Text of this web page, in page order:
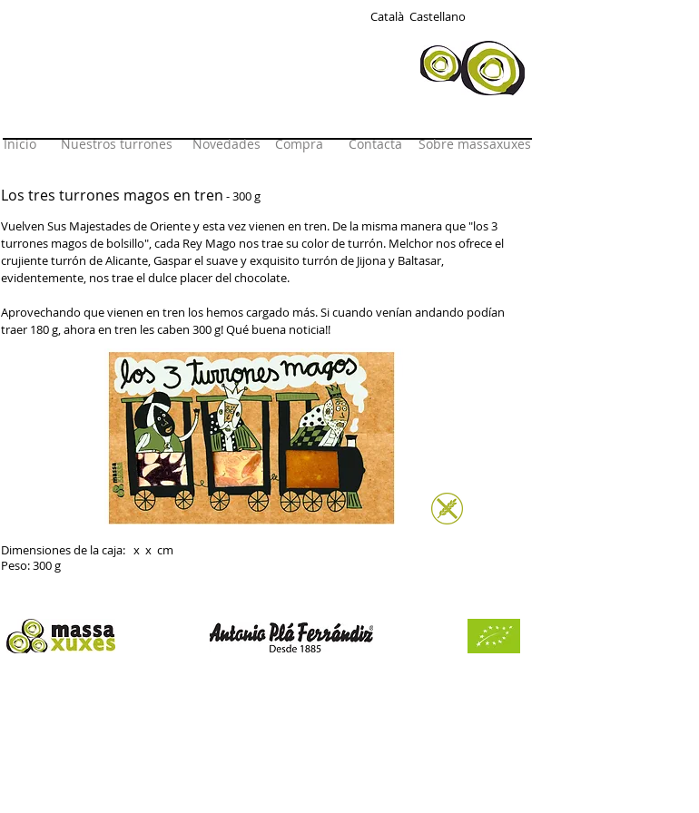
Català Castellano
Sobre massaxuxes
Contacta
Compra
Novedades
Nuestros turrones
Inicio
Los tres turrones magos en tren - 300 g
Vuelven Sus Majestades de Oriente y esta vez vienen en tren. De la misma manera que "los 3
turrones magos de bolsillo", cada Rey Mago nos trae su color de turrón. Melchor nos ofrece el
crujiente turrón de Alicante, Gaspar el suave y exquisito turrón de Jijona y Baltasar,
evidentemente, nos trae el dulce placer del chocolate.
Aprovechando que vienen en tren los hemos cargado más. Si cuando venían andando podían
traer 180 g, ahora en tren les caben 300 g! Qué buena noticia!!
Dimensiones de la caja: x x cm
Peso: 300 g